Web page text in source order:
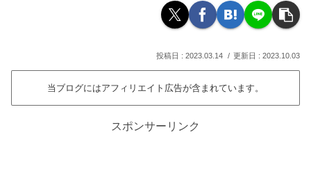
2023.03.14 2023.10.03
当ブログにはアフィリエイト広告が含まれています。
スポンサーリンク